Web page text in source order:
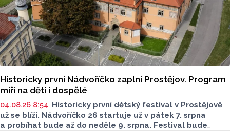
Historicky první Nádvoříčko zaplní Prostějov. Program
míří na děti i dospělé
04.08.26 8:54 Historicky první dětský festival v Prostějově
už se blíží. Nádvoříčko 26 startuje už v pátek 7. srpna
a probíhat bude až do neděle 9. srpna. Festival bude